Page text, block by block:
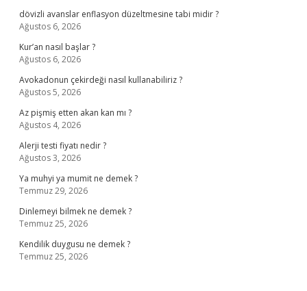
dövizli avanslar enflasyon düzeltmesine tabi midir ?
Ağustos 6, 2026
Kur’an nasıl başlar ?
Ağustos 6, 2026
Avokadonun çekirdeği nasıl kullanabiliriz ?
Ağustos 5, 2026
Az pişmiş etten akan kan mı ?
Ağustos 4, 2026
Alerji testi fiyatı nedir ?
Ağustos 3, 2026
Ya muhyi ya mumit ne demek ?
Temmuz 29, 2026
Dinlemeyi bilmek ne demek ?
Temmuz 25, 2026
Kendilik duygusu ne demek ?
Temmuz 25, 2026